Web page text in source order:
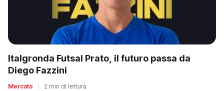
Italgronda Futsal Prato, il futuro passa da
Diego Fazzini
Mercato 2 min di lettura